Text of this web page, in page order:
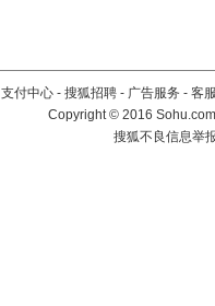
支付中心 - 搜狐招聘 - 广告服务 - 客
Copyright©2016
搜狐不良信息举